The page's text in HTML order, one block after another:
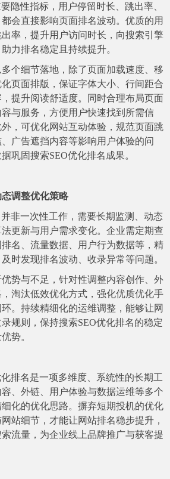
隐性指标，用户停留时长、跳出率、
会直接影响页面排名波动。优质的用
率，提升用户访问时长，向搜索引擎
力排名稳定且持续提升。
细节落地，除了页面加载速度、移
页面排版，保证字体大小、行间距合
提升阅读舒适度。同时合理布局页面
与服务，方便用户快速找到所需信
，可优化网站互动体验，规范页面跳
广告遮挡内容等影响用户体验的问
巩固搜索SEO优化排名成果。
调整优化策略
一次性工作，需要长期监测、动态
更新与用户需求变化。企业需定期查
名、流量数据、用户行为数据等，精
时发现排名波动、收录异常等问题。
与不足，针对性调整内容创作、外
淘汰低效优化方式，强化优质优化手
。持续精细化的运维调整，能够让网
规则，保持搜索SEO优化排名的稳定
势。
名是一项多维度、系统性的长期工
、外链、用户体验与数据运维等多个
化的优化思路。摒弃短期投机的优化
站细节，才能让网站排名稳步提升，
流量，为企业线上品牌推广与获客提